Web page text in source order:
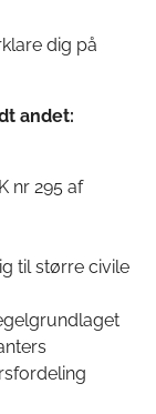
dig på
andet:
nr 295 af
til større civile